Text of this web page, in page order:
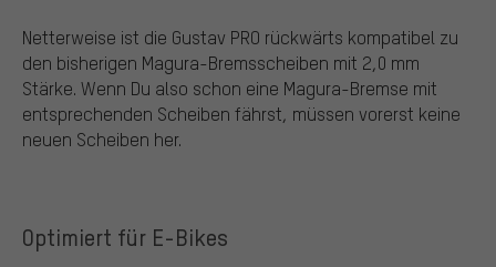
Netterweise ist die Gustav PRO rückwärts kompatibel zu
den bisherigen Magura-Bremsscheiben mit 2,0 mm
Stärke. Wenn Du also schon eine Magura-Bremse mit
entsprechenden Scheiben fährst, müssen vorerst keine
neuen Scheiben her.
Optimiert für E-Bikes